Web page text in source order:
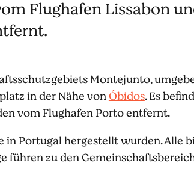
Flughafen Lissabon
Montejunto,
in der Nähe vonÓbidos. Es
vom Flughafen Porto entfernt.
in Portugal hergestellt wurden. Alle
führen zu den